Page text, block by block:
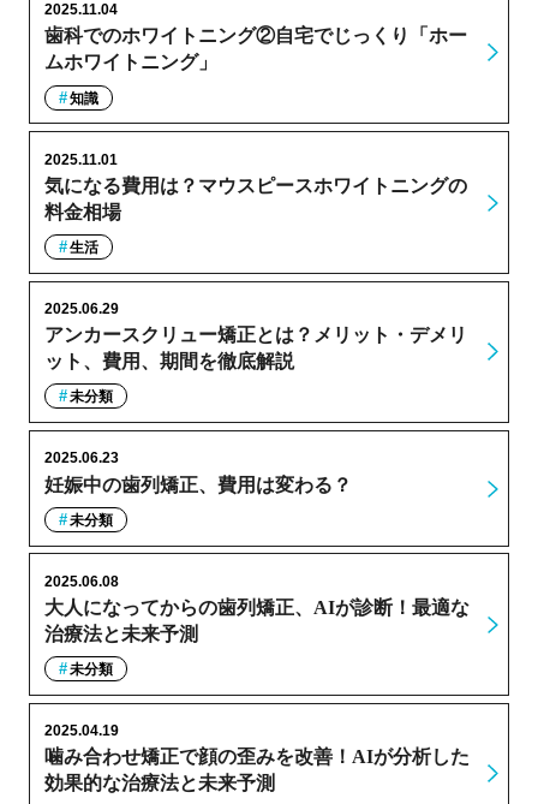
歯科でのホワイトニング②自宅でじっくり「ホー
ムホワイトニング」
2025.11.04
知識
気になる費用は？マウスピースホワイトニングの
料金相場
2025.11.01
生活
アンカースクリュー矯正とは？メリット・デメリ
ット、費用、期間を徹底解説
2025.06.29
未分類
妊娠中の歯列矯正、費用は変わる？
2025.06.23
未分類
大人になってからの歯列矯正、AIが診断！最適な
治療法と未来予測
2025.06.08
未分類
噛み合わせ矯正で顔の歪みを改善！AIが分析した
効果的な治療法と未来予測
2025.04.19